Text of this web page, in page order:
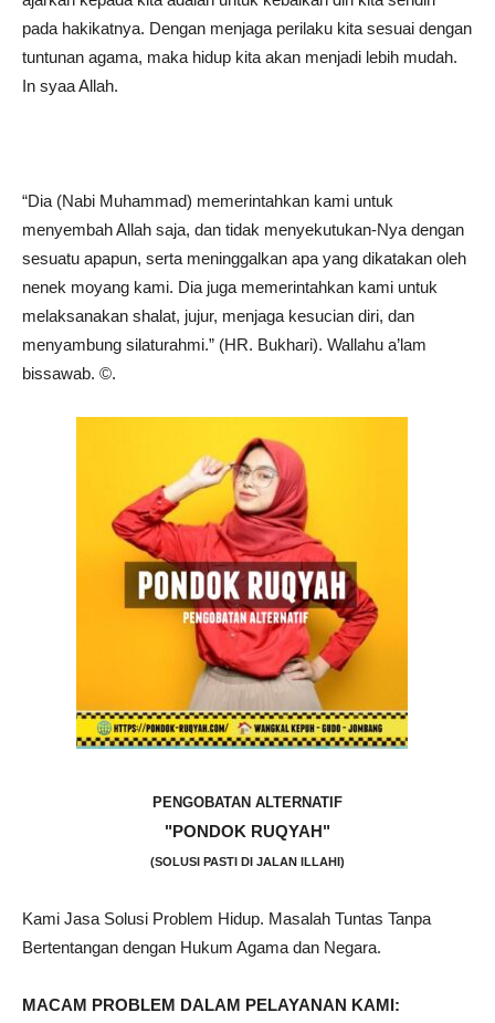
pada hakikatnya. Dengan menjaga perilaku kita sesuai dengan
tuntunan agama, maka hidup kita akan menjadi lebih mudah.
In syaa Allah.
“Dia (Nabi Muhammad) memerintahkan kami untuk
menyembah Allah saja, dan tidak menyekutukan-Nya dengan
sesuatu apapun, serta meninggalkan apa yang dikatakan oleh
nenek moyang kami. Dia juga memerintahkan kami untuk
melaksanakan shalat, jujur, menjaga kesucian diri, dan
menyambung silaturahmi.” (HR. Bukhari). Wallahu a’lam
bissawab. ©️.
PENGOBATAN ALTERNATIF
"PONDOK RUQYAH"
(SOLUSI PASTI DI JALAN ILLAHI)
Kami Jasa Solusi Problem Hidup. Masalah Tuntas Tanpa
Bertentangan dengan Hukum Agama dan Negara.
MACAM PROBLEM DALAM PELAYANAN KAMI: